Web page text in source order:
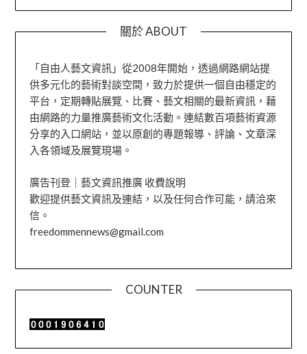
關於 ABOUT
「自由人藝文資訊」從2008年開始，透過網路網站提
供多元化的藝術對談空間，致力於提供一個自由穩定的
平台，定期轉貼展覽、比賽、藝文相關的最新資訊，藉
由網路的力量推廣藝術文化活動。連結數百項藝術資源
分享的入口網站，並以原創的專題報導、評論、文章深
入各領域及展覽現場。
廣告刊登｜藝文資訊推廣 收費說明
歡迎提供藝文資訊及連結，以及任何合作可能，請洽來
信。
freedommennews@gmail.com
COUNTER